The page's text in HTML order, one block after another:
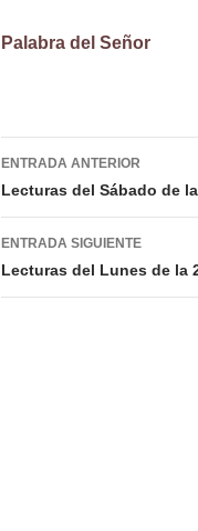
Palabra del Señor
Navegación
de
entradas
ENTRADA ANTERIOR
Lecturas del Sábado de
ENTRADA SIGUIENTE
Lecturas del Lunes de la